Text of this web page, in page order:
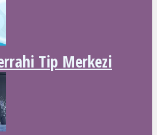
Tip Merkezi